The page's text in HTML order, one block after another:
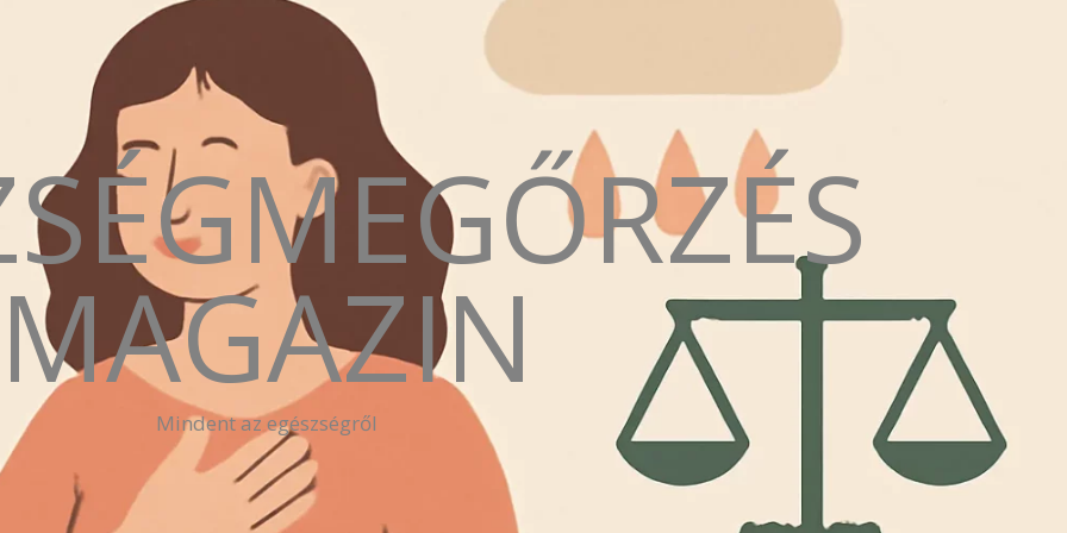
MAGAZIN
Mindent az egészségről